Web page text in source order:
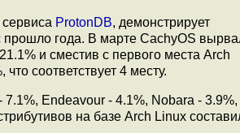
ProtonDB, демонстрирует
прошло года. В марте CachyOS
и сместив с первого места Arch
соответствует 4 месту.
Endeavour - 4.1%, Nobara - 3.9%,
на базе Arch Linux